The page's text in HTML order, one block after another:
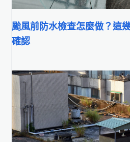
颱風前防水檢查怎麼做？這
確認